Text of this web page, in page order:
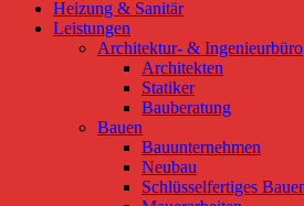
Heizung & Sanitär
Leistungen
Architektur- & Ingenieurbüro
Architekten
Statiker
Bauberatung
Bauen
Bauunternehmen
Neubau
Schlüsselfertiges